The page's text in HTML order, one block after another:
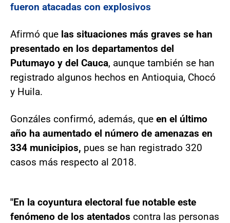
fueron atacadas con explosivos
Afirmó que las situaciones más graves se han
presentado en los departamentos del
Putumayo y del Cauca, aunque también se han
registrado algunos hechos en Antioquia, Chocó
y Huila.
Gonzáles confirmó, además, que en el último
año ha aumentado el número de amenazas en
334 municipios, pues se han registrado 320
casos más respecto al 2018.
"En la coyuntura electoral fue notable este
fenómeno de los atentados contra las personas